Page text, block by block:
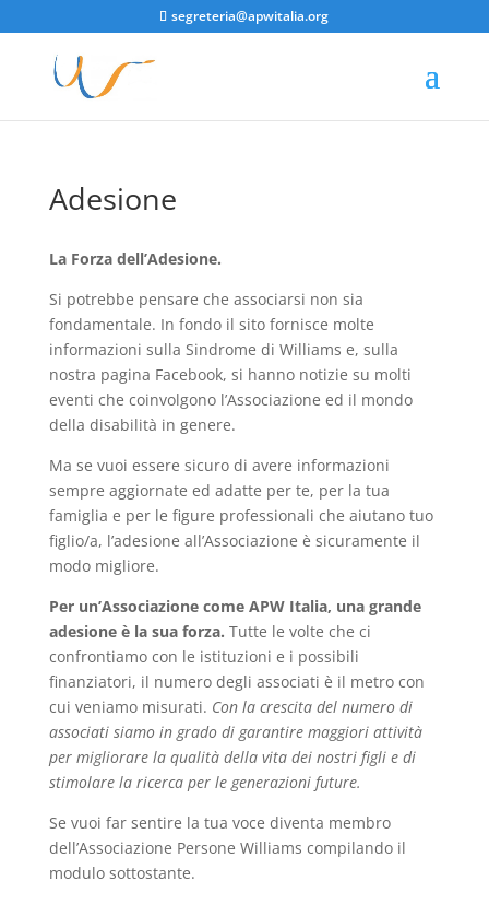
segreteria@apwitalia.org
Adesione
La Forza dell’Adesione.
Si potrebbe pensare che associarsi non sia
fondamentale. In fondo il sito fornisce molte
informazioni sulla Sindrome di Williams e, sulla
nostra pagina Facebook, si hanno notizie su molti
eventi che coinvolgono l’Associazione ed il mondo
della disabilità in genere.
Ma se vuoi essere sicuro di avere informazioni
sempre aggiornate ed adatte per te, per la tua
famiglia e per le figure professionali che aiutano tuo
figlio/a, l’adesione all’Associazione è sicuramente il
modo migliore.
Per un’Associazione come APW Italia, una grande
adesione è la sua forza. Tutte le volte che ci
confrontiamo con le istituzioni e i possibili
finanziatori, il numero degli associati è il metro con
cui veniamo misurati. Con la crescita del numero di
associati siamo in grado di garantire maggiori attività
per migliorare la qualità della vita dei nostri figli e di
stimolare la ricerca per le generazioni future.
Se vuoi far sentire la tua voce diventa membro
dell’Associazione Persone Williams compilando il
modulo sottostante.